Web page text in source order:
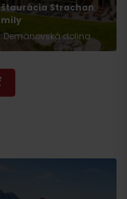
Strachan
Demänovská dolina